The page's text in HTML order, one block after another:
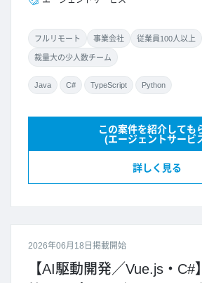
フルリモート 事業会社 従業員100人以上
裁量大の少人数チーム
Java C# TypeScript Python
詳しく見る
この案件を紹介しても
(エージェントサービ
2026年06月18日掲載開始
【AI駆動開発／Vue.js・C#